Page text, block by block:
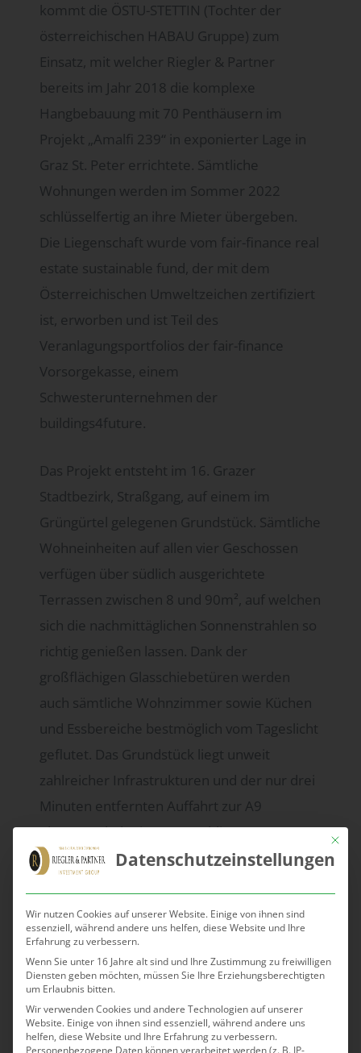
kommt die ÖSTU-STETTIN (Tochter der
österreichischen HABAU Gruppe) zum
Einsatz, mit welcher Riegler & Partner
bereits im Jahr 2018 die komplexe
Hangbebauung mit 70 Penthäusern im
Projekt „Amalfi 239“ in exponierter Lage in
Graz St. Peter errichtete. Sämtliche
Wohnungen werden im Sommer 2022
schlüsselfertig an ihre Mieter übergeben.
Die Liegenschaft wurde vom fair-finance real
estate sustainable fund, der mit dem
Österreichischen Umweltzeichen zertifiziert
ist, erworben und ist Teil des
Veranlagungsportfolios der fair-finance
Vorsorgekasse, einem
Schwesterunternehmen der
buildings4future.
Das Projekt entsteht im 16. Grazer
Stadtbezirk, Straßgang, auf einem im
Grüngürtel gelegenen Grundstück. Sämtliche
Wohneinheiten auf allen vier Geschossen
verfügen über südlich ausgerichtete
Terrassen zwischen 8 und 90m², auf welchen
sich die nachmittäglichen Sonnenstrahlen so
richtig genießen lassen. Dank der
großflächigen Glasschiebetüren werden
auch sämtliche Wohnzimmer sowie Küchen
und Essbereiche bestmöglich vom Tageslicht
geflutet. Das Grundstück liegt unweit
zahlreicher Infrastrukturen und der nur drei
Minuten entfernten Auffahrt zur A9
Phyrnautobahn in Graz-Webling.
Suche
nach:
Neueste Beiträge
Mit
Datenschutzeinstellungen
Wir nutzen Cookies auf unserer Website. Einige von ihnen sind
essenziell, während andere uns helfen, diese Website und Ihre
Erfahrung zu verbessern.
Wenn Sie unter 16 Jahre alt sind und Ihre Zustimmung zu freiwilligen
Diensten geben möchten, müssen Sie Ihre Erziehungsberechtigten
um Erlaubnis bitten.
Wir verwenden Cookies und andere Technologien auf unserer
Website. Einige von ihnen sind essenziell, während andere uns
helfen, diese Website und Ihre Erfahrung zu verbessern.
Personenbezogene Daten können verarbeitet werden (z. B. IP-